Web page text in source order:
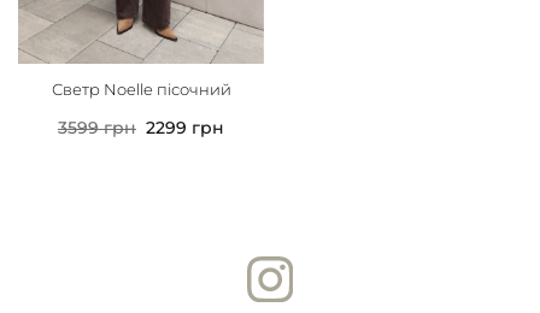
Светр Noelle пісочний
3599грн 2299 грн